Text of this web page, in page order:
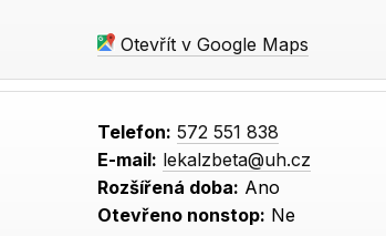
Otevřít v Google Maps
Telefon: 572 551 838
E-mail: lekalzbeta@uh.cz
Rozšířená doba: Ano
Otevřeno nonstop: Ne